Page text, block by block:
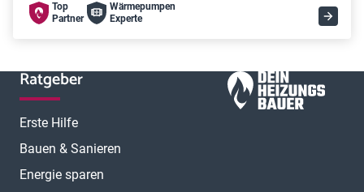
Top
Partner
Wärme­pumpen
Experte
Ratgeber
Erste Hilfe
Bauen & Sanieren
Energie sparen